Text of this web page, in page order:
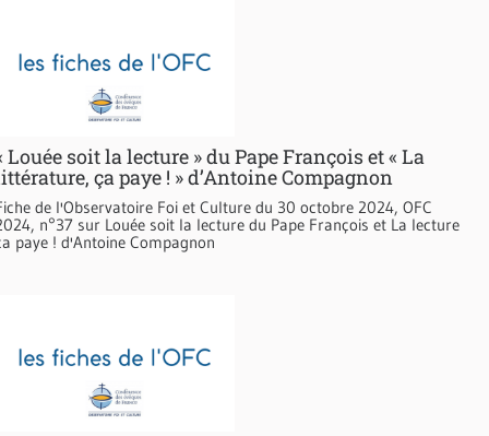
Louée soit la lecture » du Pape François et « La
ça paye ! » d’Antoine Compagnon
de l'Observatoire Foi et Culture du 30 octobre 2024, OFC
n°37 sur Louée soit la lecture du Pape François et La lecture
paye ! d'Antoine Compagnon